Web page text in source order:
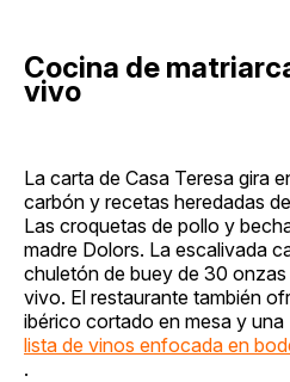
Cocina de
vivo
La carta de Casa Teresa gira
carbón y recetas heredadas
Las croquetas de pollo y
madre Dolors. La escalivada
chuletón de buey de 30
vivo. El restaurante también
ibérico cortado en mesa y una
lista de vinos enfocada en
.